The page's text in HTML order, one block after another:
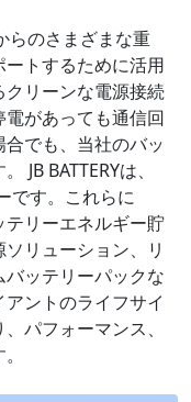
らのさまざまな重
トするために活用
リーンな電源接続
があっても通信回
でも、当社のバッ
JB BATTERYは、
です。これらに
リーエネルギー貯
リューション、リ
ッテリーパックな
ントのライフサイ
パフォーマンス、